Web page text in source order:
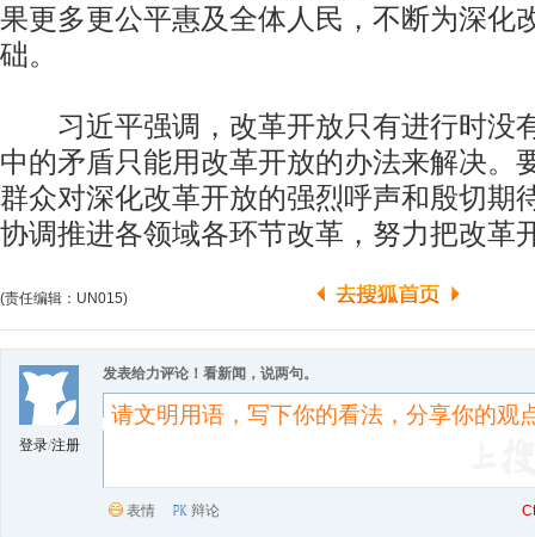
果更多更公平惠及全体人民，不断为深化
础。
习近平强调，改革开放只有进行时没
中的矛盾只能用改革开放的办法来解决。
群众对深化改革开放的强烈呼声和殷切期
协调推进各领域各环节改革，努力把改革
(责任编辑：UN015)
登录/注册
发表给力评论！看新闻，说两句。
表情 辩论